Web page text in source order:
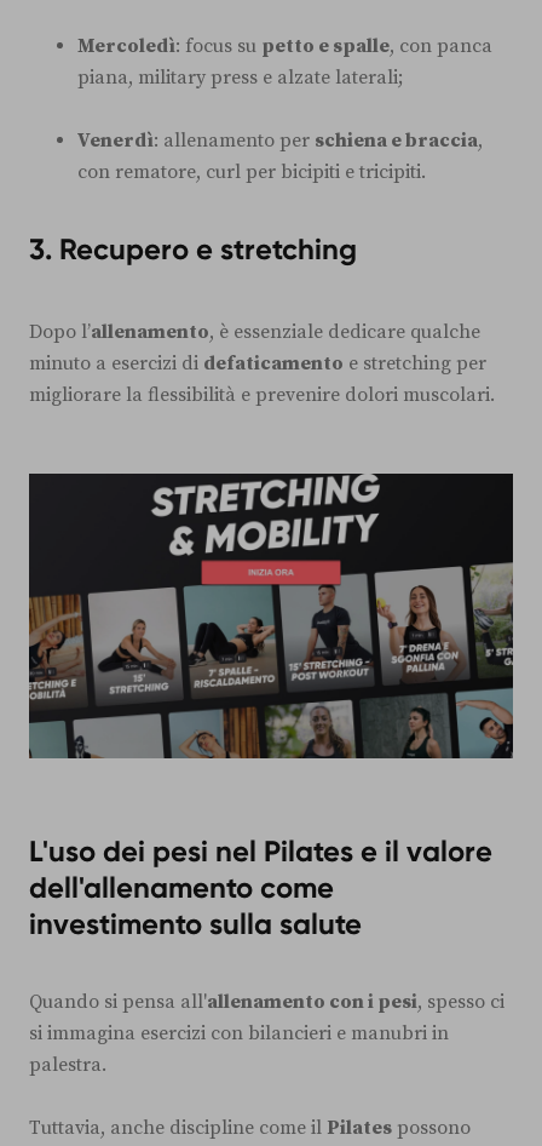
Mercoledì: focus su petto e spalle, con panca
piana, military press e alzate laterali;
Venerdì: allenamento per schiena e braccia,
con rematore, curl per bicipiti e tricipiti.
3. Recupero e stretching
Dopo l’allenamento, è essenziale dedicare qualche
minuto a esercizi di defaticamento e stretching per
migliorare la flessibilità e prevenire dolori muscolari.
L'uso dei pesi nel Pilates e il valore
dell'allenamento come
investimento sulla salute
Quando si pensa all'allenamento con i pesi, spesso ci
si immagina esercizi con bilancieri e manubri in
palestra.
Tuttavia, anche discipline come il Pilates possono